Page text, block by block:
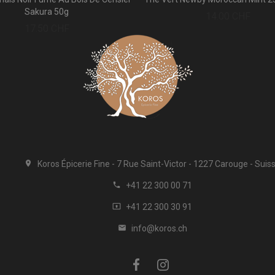
Sakura 50g
 Koros Épicerie Fine 7 Rue Saint-Victor 1227 Carouge
 +41 22 300 00 71
 +41 22 300 30 91
 info@koros.ch